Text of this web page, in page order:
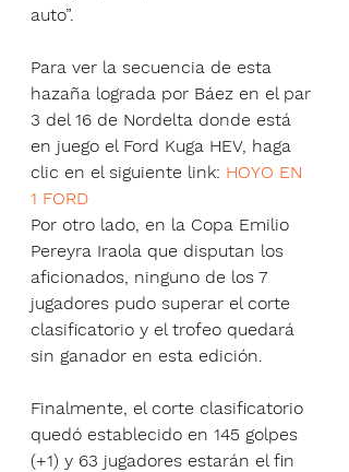
auto”.
Para ver la secuencia de esta
hazaña lograda por Báez en el par
3 del 16 de Nordelta donde está
en juego el Ford Kuga HEV, haga
clic en el siguiente link: HOYO EN
1 FORD
Por otro lado, en la Copa Emilio
Pereyra Iraola que disputan los
aficionados, ninguno de los 7
jugadores pudo superar el corte
clasificatorio y el trofeo quedará
sin ganador en esta edición.
Finalmente, el corte clasificatorio
quedó establecido en 145 golpes
(+1) y 63 jugadores estarán el fin